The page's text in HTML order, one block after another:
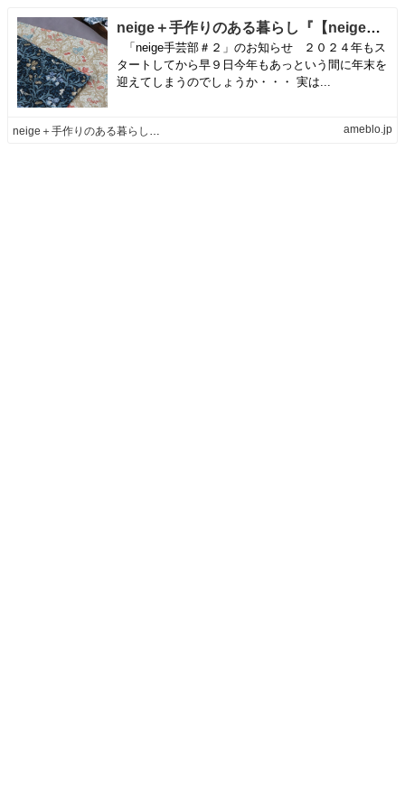
neige＋手作りのある暮らし『【neige手芸部＃２】部員募集中！３枚の生地から次回の作品決定』
「neige手芸部＃２」のお知らせ ２０２４年もス
タートしてから早９日今年もあっという間に年末を
迎えてしまうのでしょうか・・・ 実は...
neige＋手作りのある暮らしオフィシャルブログ Powered by Ameba ameblo.jp